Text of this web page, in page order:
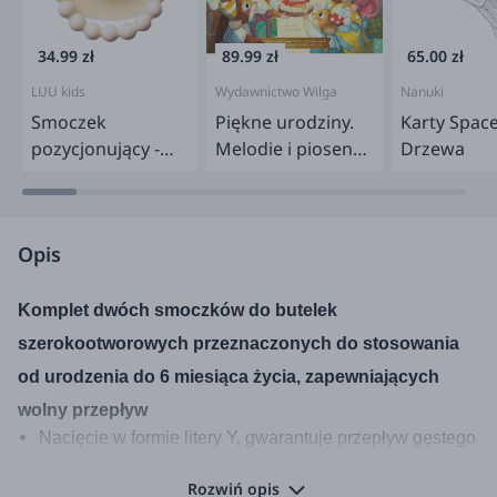
34.99 zł
LUU kids
Smoczek
pozycjonujący -
89.99 zł
Wydawnictwo Wilga
Piękne urodziny.
Melodie i piosenki.
65.00 zł
Nanuki
Karty
Drzewa
Opis
Komplet dwóch smoczków do butelek
szerokootworowych przeznaczonych do stosowania
od urodzenia do 6 miesiąca życia, zapewniających
wolny przepływ
Nacięcie w formie litery Y, gwarantuje przepływ gęstego
Rozwiń opis